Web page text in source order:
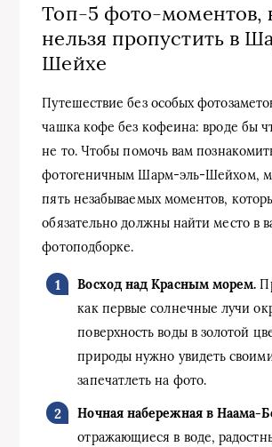
Топ-5 фото-моментов,
нельзя пропустить в
Шейхе
Путешествие без особых
чашка кофе без кофеина: вроде бы
не то. Чтобы помочь вам
фотогеничным Шарм-эль-Шейхом,
пять незабываемых моментов,
обязательно должны найти место в
фотоподборке.
Восход над Красным морем.
как первые солнечные лучи
поверхность воды в золотой
природы нужно увидеть
запечатлеть на фото.
Ночная набережная в Наама-
отражающиеся в воде,